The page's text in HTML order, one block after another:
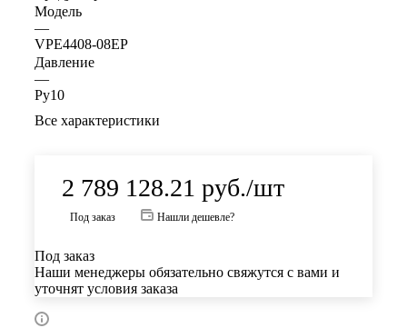
Модель
—
VPE4408-08EP
Давление
—
Ру10
Все характеристики
2 789 128.21 руб./шт
Под заказ Нашли дешевле?
Под заказ
Наши менеджеры обязательно свяжутся с вами и
уточнят условия заказа